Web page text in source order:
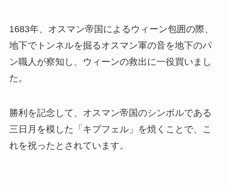
1683年、オスマン帝国によるウィーン包囲の際、
地下でトンネルを掘るオスマン軍の音を地下のパ
ン職人が察知し、ウィーンの救出に一役買いまし
た。
勝利を記念して、オスマン帝国のシンボルである
三日月を模した「キプフェル」を焼くことで、こ
れを祝ったとされています。